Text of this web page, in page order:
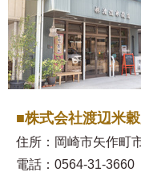
■株式会社渡辺米
住所：岡崎市矢作町
電話：0564-31-3660